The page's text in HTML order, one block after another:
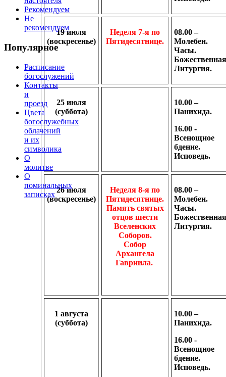
19 июля
(воскресенье)
Неделя 7-я по
Пятидесятнице.
08.00 –
Молебен.
Часы.
Литургия.
25 июля
(суббота)
10.00 –
Панихида.
16.00 -
Всенощное
бдение.
Исповедь.
26 июля
(воскресенье)
Неделя 8-я по
Пятидесятнице.
Память святых
отцов шести
Вселенских
Соборов.
Собор
Архангела
Гавриила.
08.00 –
Молебен.
Часы.
Литургия.
1 августа
(суббота)
10.00 –
Панихида.
16.00 -
Всенощное
бдение.
Исповедь.
Рекомендуем
Не
рекомендуем
Популярное
Расписание
богослужений
Контакты
и
проезд
Цвета
богослужебных
облачений
и их
символика
О
молитве
О
поминальных
записках